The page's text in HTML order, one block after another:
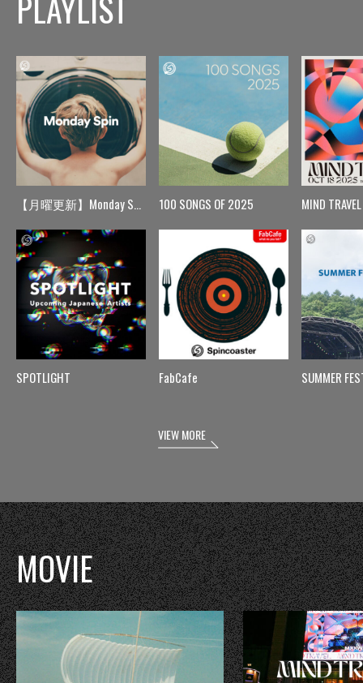
【月曜更新】Monday Spin
SPOTLIGHT
100 SONGS OF 2025
FabCafe
MIND TRAVEL
SUMMER
VIEW MORE
MOVIE